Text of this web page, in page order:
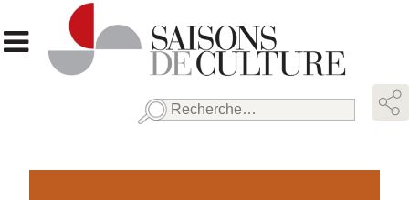
Rechercher :